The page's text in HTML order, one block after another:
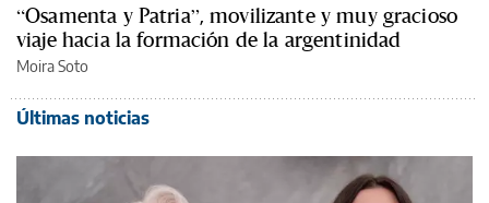
“Osamenta y Patria”, movilizante y muy gracioso
viaje hacia la formación de la argentinidad
Moira Soto
Últimas noticias